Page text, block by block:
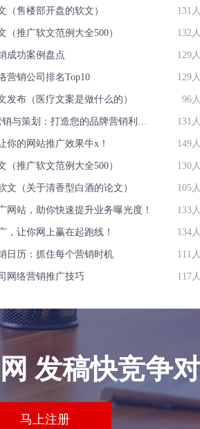
（售楼部开盘的软文） 131
（推广软文范例大全500） 132
成功案例盘点 129
营销公司排名Top10 129
发布（医疗文案是做什么的） 96
00908网络营销与策划：打造您的品牌营销利器！ 131
你的网站推广效果牛x！ 149
（推广软文范例大全500） 130
文（关于清香型白酒的论文） 105
网站，助你快速提升业务曝光度！ 133
，让你网上赢在起跑线！ 134
日历：抓住每个营销时机 111
网络营销推广技巧 117
发稿快竞争
马上注册